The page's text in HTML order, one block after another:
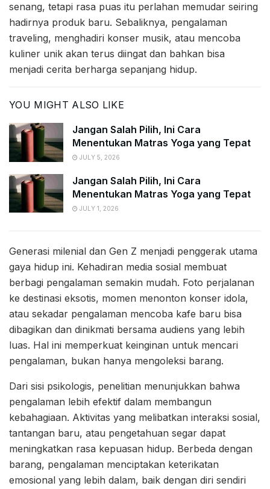
senang, tetapi rasa puas itu perlahan memudar seiring
hadirnya produk baru. Sebaliknya, pengalaman
traveling, menghadiri konser musik, atau mencoba
kuliner unik akan terus diingat dan bahkan bisa
menjadi cerita berharga sepanjang hidup.
YOU MIGHT ALSO LIKE
Jangan Salah Pilih, Ini Cara
Menentukan Matras Yoga yang Tepat
JULY 5, 2026
Jangan Salah Pilih, Ini Cara
Menentukan Matras Yoga yang Tepat
JULY 1, 2026
Generasi milenial dan Gen Z menjadi penggerak utama
gaya hidup ini. Kehadiran media sosial membuat
berbagi pengalaman semakin mudah. Foto perjalanan
ke destinasi eksotis, momen menonton konser idola,
atau sekadar pengalaman mencoba kafe baru bisa
dibagikan dan dinikmati bersama audiens yang lebih
luas. Hal ini memperkuat keinginan untuk mencari
pengalaman, bukan hanya mengoleksi barang.
Dari sisi psikologis, penelitian menunjukkan bahwa
pengalaman lebih efektif dalam membangun
kebahagiaan. Aktivitas yang melibatkan interaksi sosial,
tantangan baru, atau pengetahuan segar dapat
meningkatkan rasa kepuasan hidup. Berbeda dengan
barang, pengalaman menciptakan keterikatan
emosional yang lebih dalam, baik dengan diri sendiri